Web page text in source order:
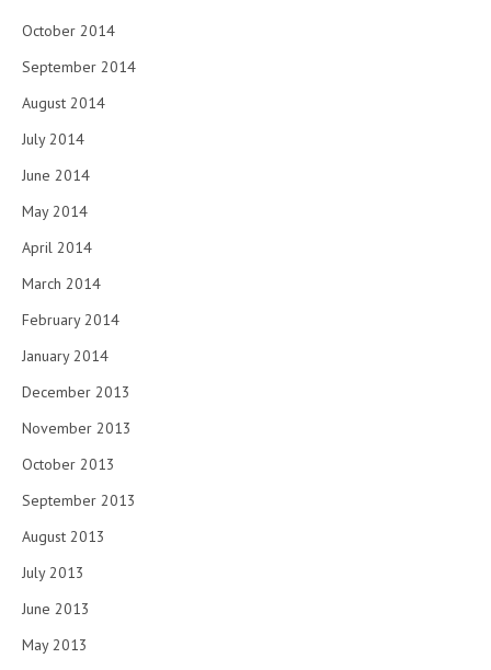
October 2014
September 2014
August 2014
July 2014
June 2014
May 2014
April 2014
March 2014
February 2014
January 2014
December 2013
November 2013
October 2013
September 2013
August 2013
July 2013
June 2013
May 2013